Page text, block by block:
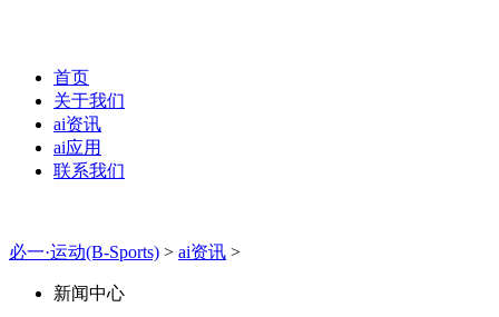
首页
关于我们
ai资讯
ai应用
联系我们
必一·运动(B-Sports) > ai资讯 >
新闻中心